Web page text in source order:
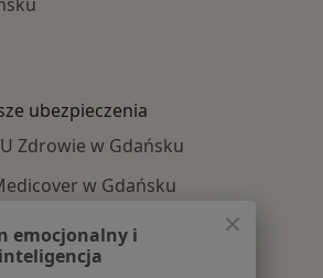
ubezpieczenia
Zdrowie w Gdańsku
w Gdańsku
w Gdańsku
Iduna w Gdańsku
emocjonalny i